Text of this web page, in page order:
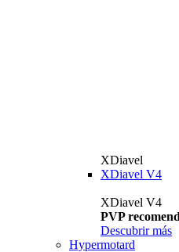
XDiavel
XDiavel V4
XDiavel V4
PVP
Descubrir más
Hypermotard